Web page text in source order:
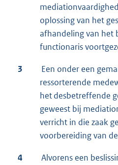
oplossing van het
afhandeling van het
functionaris
3
Een onder een
ressorterende
het desbetreffende
geweest bij
verricht in die zaak
voorbereiding van
4
Alvorens een